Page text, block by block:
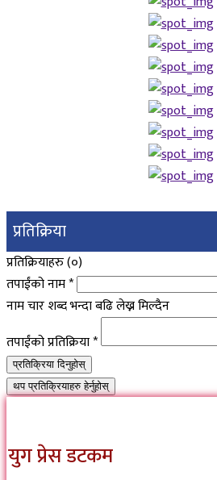
प्रतिक्रिया
प्रतिक्रियाहरु (०)
तपाईंको नाम*
नाम चार शब्द भन्दा बढि लेख्न मिल्दैन
तपाईंको प्रतिक्रिया*
प्रतिक्रिया दिनुहोस्
थप प्रतिक्रियाहरु हेर्नुहोस्
युग प्रेस डटकम